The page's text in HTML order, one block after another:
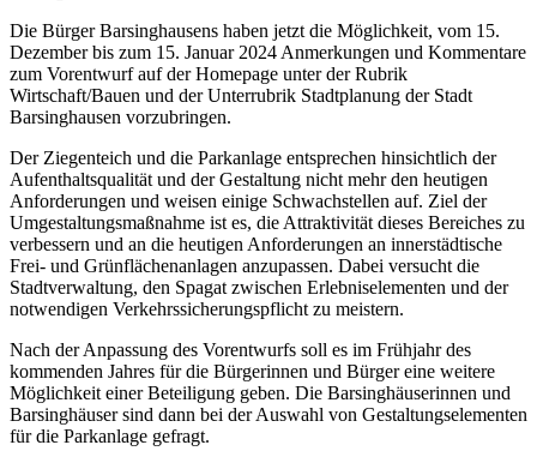
Die Bürger Barsinghausens haben jetzt die Möglichkeit, vom 15.
Dezember bis zum 15. Januar 2024 Anmerkungen und Kommentare
zum Vorentwurf auf der Homepage unter der Rubrik
Wirtschaft/Bauen und der Unterrubrik Stadtplanung der Stadt
Barsinghausen vorzubringen.
Der Ziegenteich und die Parkanlage entsprechen hinsichtlich der
Aufenthaltsqualität und der Gestaltung nicht mehr den heutigen
Anforderungen und weisen einige Schwachstellen auf. Ziel der
Umgestaltungsmaßnahme ist es, die Attraktivität dieses Bereiches zu
verbessern und an die heutigen Anforderungen an innerstädtische
Frei- und Grünflächenanlagen anzupassen. Dabei versucht die
Stadtverwaltung, den Spagat zwischen Erlebniselementen und der
notwendigen Verkehrssicherungspflicht zu meistern.
Nach der Anpassung des Vorentwurfs soll es im Frühjahr des
kommenden Jahres für die Bürgerinnen und Bürger eine weitere
Möglichkeit einer Beteiligung geben. Die Barsinghäuserinnen und
Barsinghäuser sind dann bei der Auswahl von Gestaltungselementen
für die Parkanlage gefragt.